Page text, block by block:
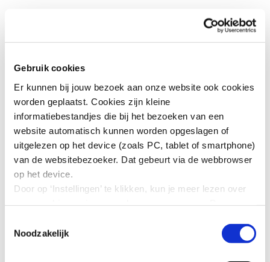
Gebruik cookies
Er kunnen bij jouw bezoek aan onze website ook cookies
worden geplaatst. Cookies zijn kleine
informatiebestandjes die bij het bezoeken van een
website automatisch kunnen worden opgeslagen of
uitgelezen op het device (zoals PC, tablet of smartphone)
van de websitebezoeker. Dat gebeurt via de webbrowser
op het device.
Door op ‘Instellingen’ te klikken, kun je meer lezen over
alle cookies zoals omschreven in onze cookieverklaring
in deze cookiebanner. Door op ‘Alleen noodzakelijke
Noodzakelijk
Motivatie *
Voorkeur online tool (t.b.v. video call)